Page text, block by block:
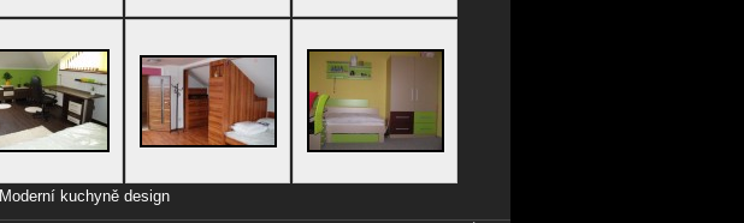
Moderní kuchyně design